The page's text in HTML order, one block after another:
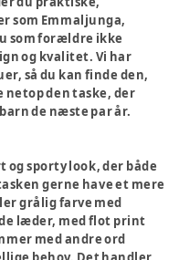
som Emmaljunga,
som forældre ikke
og kvalitet. Vi har
så du kan finde den,
netop den taske, der
de næste par år.
og sporty look, der både
gerne have et mere
grålig farve med
læder, med flot print
med andre ord